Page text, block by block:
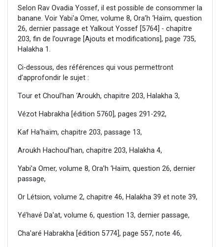
Selon Rav Ovadia Yossef, il est possible de consommer la
banane. Voir Yabi'a Omer, volume 8, Ora’h ‘Haïm, question
26, dernier passage et Yalkout Yossef [5764] - chapitre
203, fin de l’ouvrage [Ajouts et modifications], page 735,
Halakha 1.
Ci-dessous, des références qui vous permettront
d’approfondir le sujet :
Tour et Choul’han ‘Aroukh, chapitre 203, Halakha 3,
Vézot Habrakha [édition 5760], pages 291-292,
Kaf Ha’haïm, chapitre 203, passage 13,
Aroukh Hachoul’han, chapitre 203, Halakha 4,
Yabi'a Omer, volume 8, Ora’h ‘Haïm, question 26, dernier
passage,
Or Létsion, volume 2, chapitre 46, Halakha 39 et note 39,
Yé’havé Da'at, volume 6, question 13, dernier passage,
Cha'aré Habrakha [édition 5774], page 557, note 46,